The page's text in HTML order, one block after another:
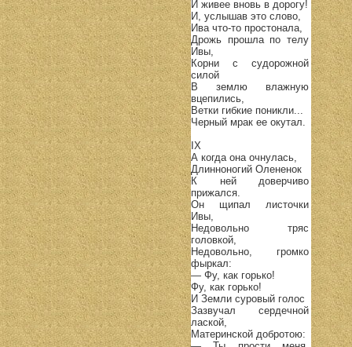
И живее вновь в дорогу!
И, услышав это слово,
Ива что-то простонала,
Дрожь прошла по телу
Ивы,
Корни с судорожной
силой
В землю влажную
вцепились,
Ветки гибкие поникли...
Черный мрак ее окутал.
IX
А когда она очнулась,
Длинноногий Олененок
К ней доверчиво
прижался.
Он щипал листочки
Ивы,
Недовольно тряс
головкой,
Недовольно, громко
фыркал:
— Фу, как горько!
Фу, как горько!
И Земли суровый голос
Зазвучал сердечной
лаской,
Материнской добротою: